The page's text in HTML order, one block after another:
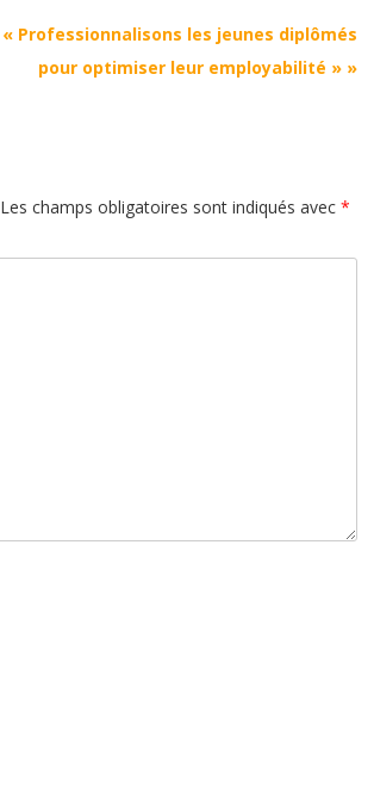
« Professionnalisons les jeunes diplômés
pour optimiser leur employabilité » »
Les champs obligatoires sont indiqués avec *